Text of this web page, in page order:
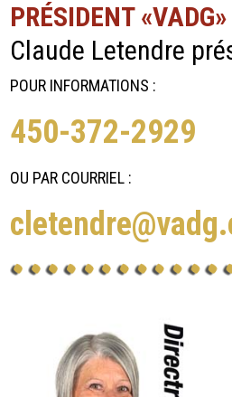
PRÉSIDENT «VADG»
Claude Letendre
POUR INFORMATIONS :
450-372-2929
OU PAR COURRIEL :